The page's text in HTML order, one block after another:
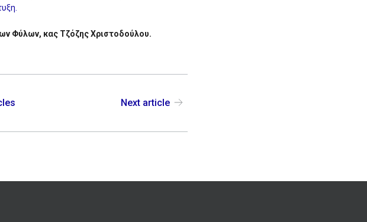
Φύλων, κας Τζόζης Χριστοδούλου.
Next article